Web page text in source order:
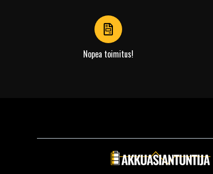
Nopea toimitus!